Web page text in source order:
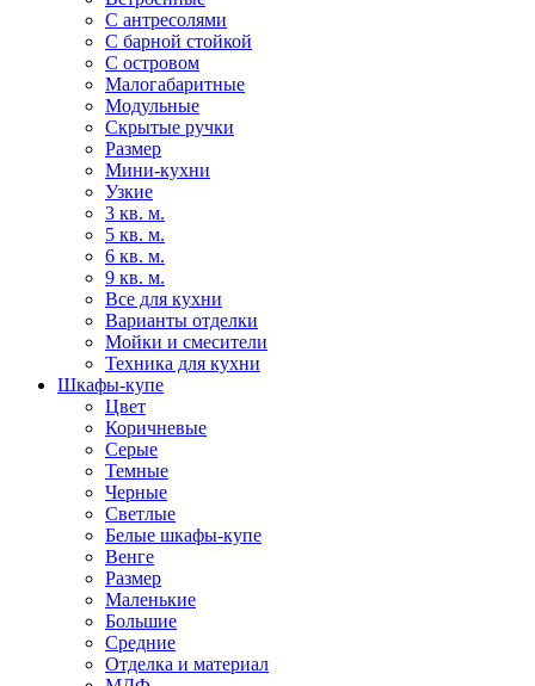
С антресолями
С барной стойкой
С островом
Малогабаритные
Модульные
Скрытые ручки
Размер
Мини-кухни
Узкие
3 кв. м.
5 кв. м.
6 кв. м.
9 кв. м.
Все для кухни
Варианты отделки
Мойки и смесители
Техника для кухни
Шкафы-купе
Цвет
Коричневые
Серые
Темные
Черные
Светлые
Белые шкафы-купе
Венге
Размер
Маленькие
Большие
Средние
Отделка и материал